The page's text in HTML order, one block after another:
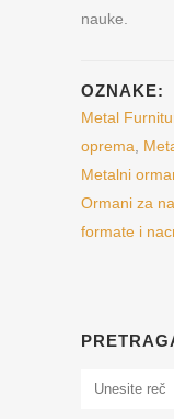
nauke.
OZNAKE:
Metal
oprema
Metalni
Ormani za
formate i